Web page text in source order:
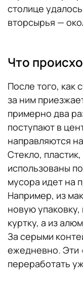
столице
вторсырья —
Что
После того, как
за ним
примерно два
поступают в
направляются
Стекло,
использованы
мусора идет на
Например, из
новую
куртку, а из
За серыми
ежедневно. Эти
переработать